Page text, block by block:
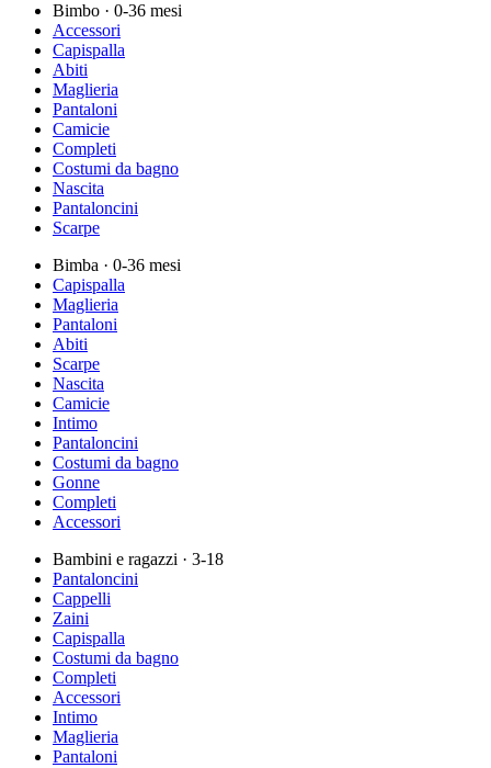
Bimbo · 0-36 mesi
Accessori
Capispalla
Abiti
Maglieria
Pantaloni
Camicie
Completi
Costumi da bagno
Nascita
Pantaloncini
Scarpe
Bimba · 0-36 mesi
Capispalla
Maglieria
Pantaloni
Abiti
Scarpe
Nascita
Camicie
Intimo
Pantaloncini
Costumi da bagno
Gonne
Completi
Accessori
Bambini e ragazzi · 3-18
Pantaloncini
Cappelli
Zaini
Capispalla
Costumi da bagno
Completi
Accessori
Intimo
Maglieria
Pantaloni